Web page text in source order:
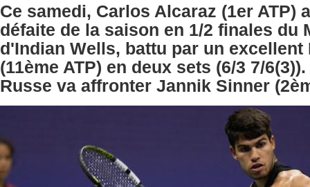
Ce samedi, Carlos Alcaraz (1er ATP)
défaite de la saison en 1/2 finales du
d'Indian Wells, battu par un excellent
(11ème ATP) en deux sets (6/3 7/
Russe va affronter Jannik Sinner